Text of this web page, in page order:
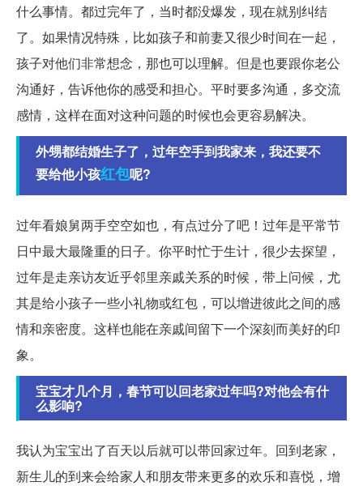
什么事情。都过完年了，当时都没爆发，现在就别纠结
了。如果情况特殊，比如孩子和前妻又很少时间在一起，
孩子对他们非常想念，那也可以理解。但是也要跟你老公
沟通好，告诉他你的感受和担心。平时要多沟通，多交流
感情，这样在面对这种问题的时候也会更容易解决。
外甥都结婚生子了，过年空手到我家来，我还要不
要给他小孩红包呢?
过年看娘舅两手空空如也，有点过分了吧！过年是平常节
日中最大最隆重的日子。你平时忙于生计，很少去探望，
过年是走亲访友近乎邻里亲戚关系的时候，带上问候，尤
其是给小孩子一些小礼物或红包，可以增进彼此之间的感
情和亲密度。这样也能在亲戚间留下一个深刻而美好的印
象。
宝宝才几个月，春节可以回老家过年吗?对他会有什
么影响?
我认为宝宝出了百天以后就可以带回家过年。回到老家，
新生儿的到来会给家人和朋友带来更多的欢乐和喜悦，增